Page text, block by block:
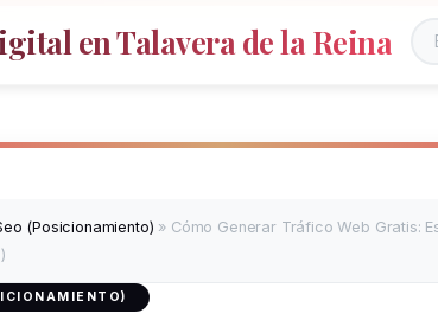
en Talavera de la Reina
(Posicionamiento) » Cómo Generar Tráfico Web Gratis: